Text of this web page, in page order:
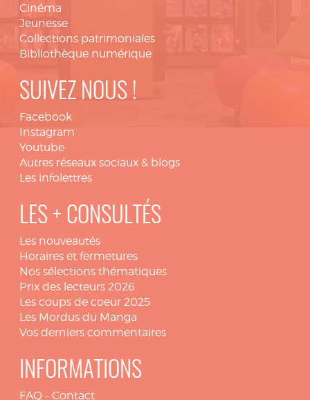
Cinéma
Jeunesse
Collections patrimoniales
Bibliothèque numérique
SUIVEZ NOUS !
Facebook
Instagram
Youtube
Autres réseaux sociaux & blogs
Les infolettres
LES + CONSULTÉS
Les nouveautés
Horaires et fermetures
Nos sélections thématiques
Prix des lecteurs 2026
Les coups de coeur 2025
Les Mordus du Manga
Vos derniers commentaires
INFORMATIONS
FAQ - Contact